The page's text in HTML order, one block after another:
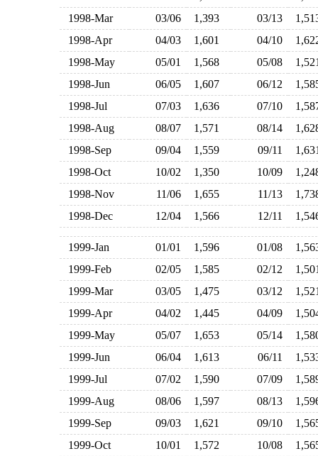
1998-Mar
03/06 1,393 03/13
1998-Apr
04/03 1,601 04/10
1998-May
05/01 1,568 05/08
1998-Jun
06/05 1,607 06/12
1998-Jul
07/03 1,636 07/10
1998-Aug
08/07 1,571 08/14
1998-Sep
09/04 1,559 09/11
1998-Oct
10/02 1,350 10/09
1998-Nov
11/06 1,655 11/13
1998-Dec
12/04 1,566 12/11
1999-Jan 01/01 1,596 01/08
1999-Feb
02/05 1,585 02/12
1999-Mar
03/05 1,475 03/12
1999-Apr
04/02 1,445 04/09
1999-May
05/07 1,653 05/14
1999-Jun
06/04 1,613 06/11
1999-Jul
07/02 1,590 07/09
1999-Aug
08/06 1,597 08/13
1999-Sep
09/03 1,621 09/10
1999-Oct
10/01 1,572 10/08